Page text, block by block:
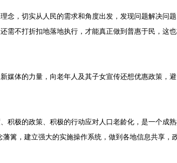
，切实从人民的需求和角度出发，发现问题解决问
需不打折扣地落地执行，才能真正做到普惠于民，这
体的力量，向老年人及其子女宣传还想优惠政策，
极的政策、积极的行动应对人口老龄化，是一个成熟
篱，建立强大的实施操作系统，做到各地信息共享，